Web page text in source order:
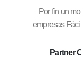
Por fin un
empresas
Partner